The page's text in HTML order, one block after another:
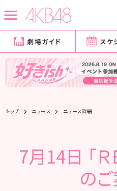
劇場ガイド スケ
トップ ニュース ニュース詳細
7月14日 「Ｒ
の